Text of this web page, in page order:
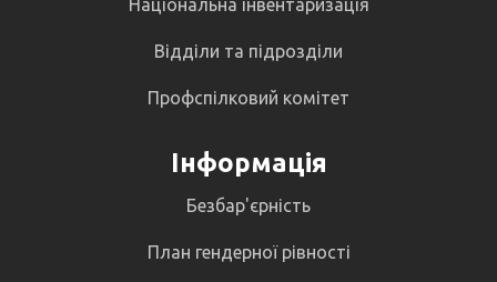
Національна інвентаризація
Відділи та підрозділи
Профспілковий комітет
Інформація
Безбар'єрність
План гендерної рівності